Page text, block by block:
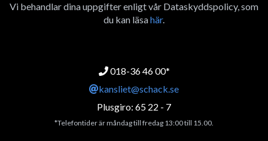
Vi behandlar dina uppgifter enligt vår Dataskyddspolicy, som
du kan läsahär.
018-36 46 00*
kansliet@schack.se
Plusgiro: 65 22 - 7
*Telefontider är måndag till fredag 13:00 till 15.00.